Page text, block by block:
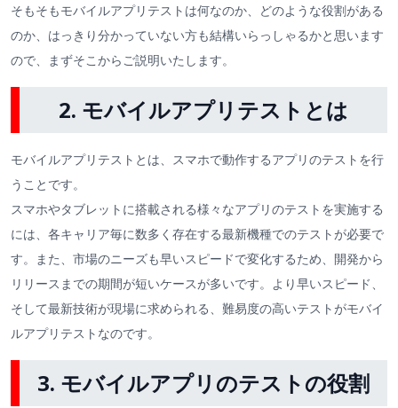
そもそもモバイルアプリテストは何なのか、どのような役割がある
のか、はっきり分かっていない方も結構いらっしゃるかと思います
ので、まずそこからご説明いたします。
2. モバイルアプリテストとは
モバイルアプリテストとは、スマホで動作するアプリのテストを行
うことです。
スマホやタブレットに搭載される様々なアプリのテストを実施する
には、各キャリア毎に数多く存在する最新機種でのテストが必要で
す。また、市場のニーズも早いスピードで変化するため、開発から
リリースまでの期間が短いケースが多いです。より早いスピード、
そして最新技術が現場に求められる、難易度の高いテストがモバイ
ルアプリテストなのです。
3. モバイルアプリのテストの役割